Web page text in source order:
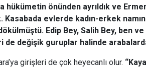
hükümetin önünden ayrıldık ve
Kasabada evlerde kadın-erkek
Edip Bey, Salih Bey, ben ve
de değişik guruplar halinde
girişleri de çok heyecanlı olur.